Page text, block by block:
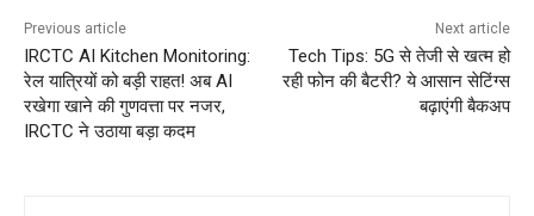
Previous article
IRCTC AI Kitchen Monitoring:
रेल यात्रियों को बड़ी राहत! अब AI
रखेगा खाने की गुणवत्ता पर नजर,
IRCTC ने उठाया बड़ा कदम
Next article
Tech Tips: 5G से तेजी से खत्म हो
रही फोन की बैटरी? ये आसान सेटिंग्स
बढ़ाएंगी बैकअप